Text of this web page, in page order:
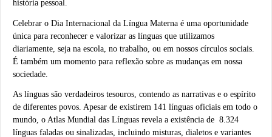
história pessoal.
Celebrar o Dia Internacional da Língua Materna é uma oportunidade
única para reconhecer e valorizar as línguas que utilizamos
diariamente, seja na escola, no trabalho, ou em nossos círculos sociais.
É também um momento para reflexão sobre as mudanças em nossa
sociedade.
As línguas são verdadeiros tesouros, contendo as narrativas e o espírito
de diferentes povos. Apesar de existirem 141 línguas oficiais em todo o
mundo, o Atlas Mundial das Línguas revela a existência de 8.324
línguas faladas ou sinalizadas, incluindo misturas, dialetos e variantes